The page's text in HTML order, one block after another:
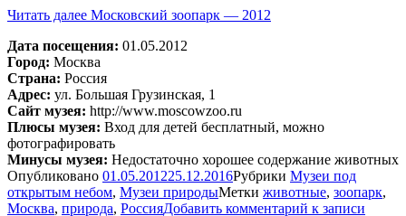
Читать далее Московский зоопарк — 2012
Дата посещения: 01.05.2012
Город: Москва
Страна: Россия
Адрес: ул. Большая Грузинская, 1
Сайт музея: http://www.moscowzoo.ru
Плюсы музея: Вход для детей бесплатный, можно
фотографировать
Минусы музея: Недостаточно хорошее содержание животных
Опубликовано 01.05.201225.12.2016Рубрики Музеи под
открытым небом, Музеи природыМетки животные, зоопарк,
Москва, природа, РоссияДобавить комментарий к записи